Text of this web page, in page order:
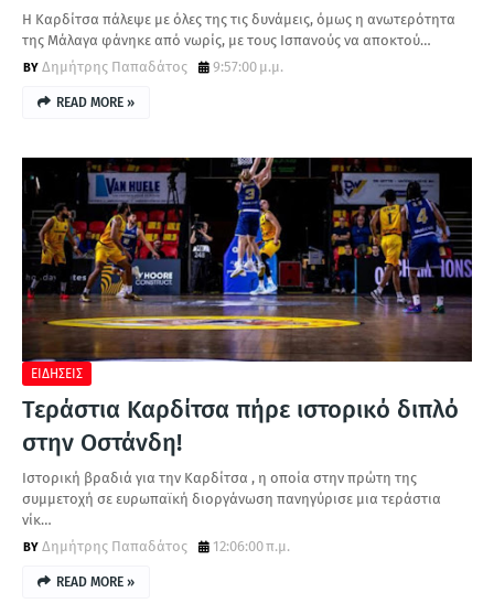
Η Καρδίτσα πάλεψε με όλες της τις δυνάμεις, όμως η ανωτερότητα
της Μάλαγα φάνηκε από νωρίς, με τους Ισπανούς να αποκτού…
Δημήτρης Παπαδάτος
9:57:00 μ.μ.
READ MORE »
ΕΙΔΗΣΕΙΣ
Τεράστια Καρδίτσα πήρε ιστορικό διπλό
στην Οστάνδη!
Ιστορική βραδιά για την Καρδίτσα , η οποία στην πρώτη της
συμμετοχή σε ευρωπαϊκή διοργάνωση πανηγύρισε μια τεράστια
νίκ…
Δημήτρης Παπαδάτος
12:06:00 π.μ.
READ MORE »